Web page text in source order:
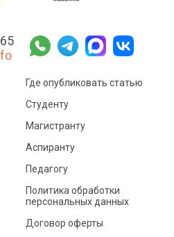
Где опубликовать статью
Студенту
Магистранту
Аспиранту
Педагогу
Политика обработки
персональных данных
Договор оферты